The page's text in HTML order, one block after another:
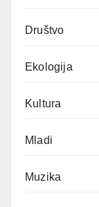
Društvo
Ekologija
Kultura
Mladi
Muzika